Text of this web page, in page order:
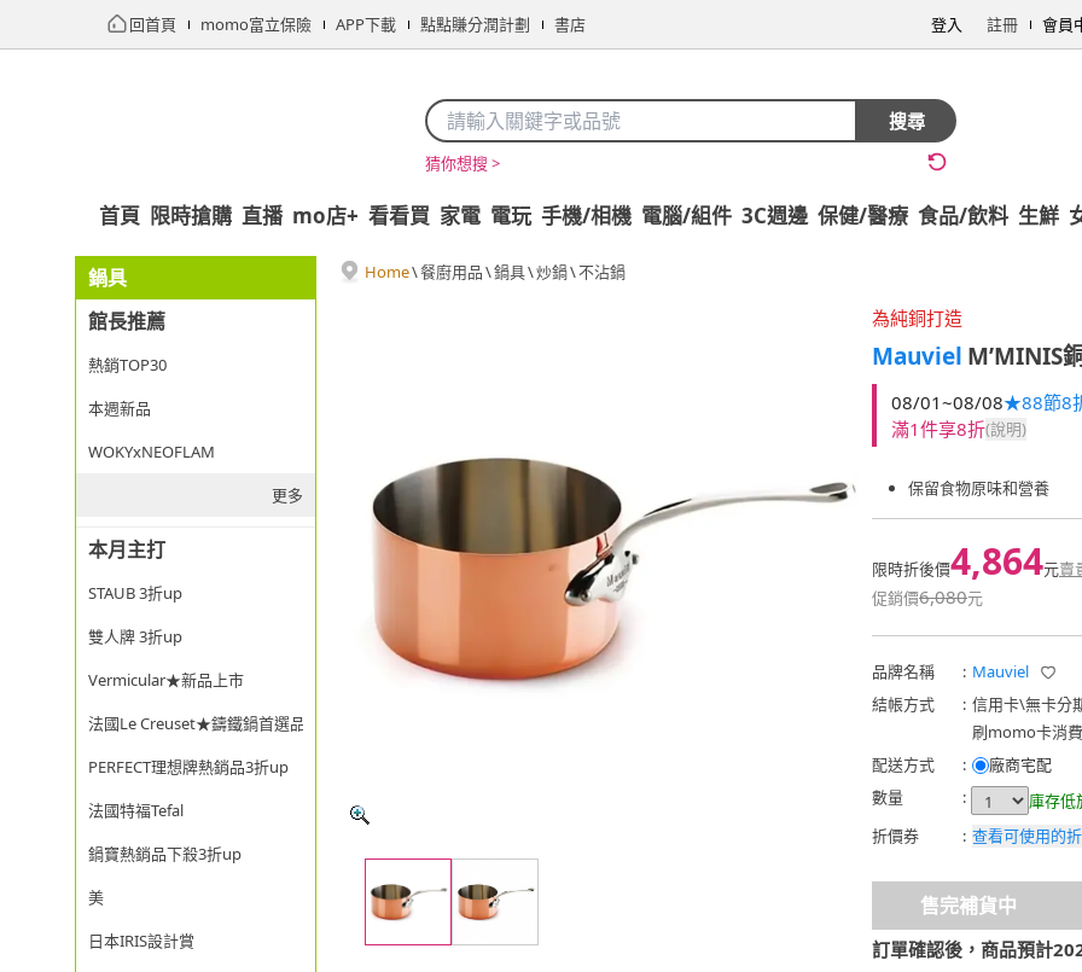
回首頁 momo富立保險 APP下載 點點賺分潤計劃 書店 登入 註冊 會員
搜尋
猜你想搜 >
首頁 限時搶購 直播 mo店+ 看看買 家電 電玩 手機/相機 電腦/組件 3C週邊 保健/醫療 食品/飲料 生鮮
鍋具
館長推薦
熱銷TOP30
本週新品
WOKYxNEOFLAM
更多
本月主打
STAUB 3折up
雙人牌 3折up
Vermicular★新品上市
法國Le Creuset★鑄鐵鍋首選品牌
PERFECT理想牌熱銷品3折up
法國特福Tefal
鍋寶熱銷品下殺3折up
美
日本IRIS設計賞
Home\餐廚用品\鍋具\炒鍋\不沾鍋
為純銅打造
Mauviel M’MINIS
08/01~08/08★88節8
滿1件享8折(說明)
保留食物原味和營養
限時折後價4,864元賣
促銷價6,080元
品牌名稱 : Mauviel
結帳方式
: 信用卡\無卡分
刷momo卡消
配送方式
:
廠商宅配
數量
: 庫存低
折價券
: 查看可使用的
售完補貨中
訂單確認後，商品預計